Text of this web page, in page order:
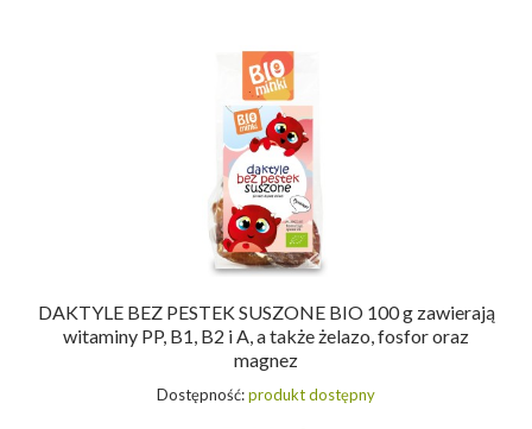
DAKTYLE BEZ PESTEK SUSZONE BIO 100 g zawierają
witaminy PP, B1, B2 i A, a także żelazo, fosfor oraz
magnez
Dostępność:produkt dostępny